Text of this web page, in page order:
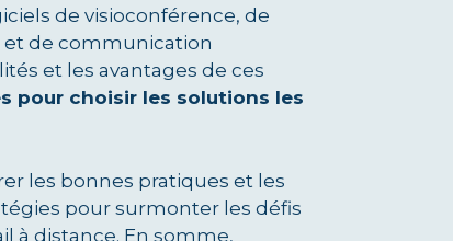
de visioconférence, de
et de communication
et les avantages de ces
pour choisir les solutions les
les bonnes pratiques et les
pour surmonter les défis
à distance. En somme,